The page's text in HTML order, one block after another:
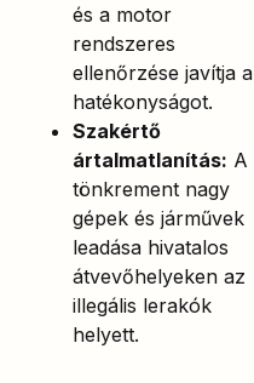
és a motor
rendszeres
ellenőrzése javítja a
hatékonyságot.
Szakértő
ártalmatlanítás: A
tönkrement nagy
gépek és járművek
leadása hivatalos
átvevőhelyeken az
illegális lerakók
helyett.